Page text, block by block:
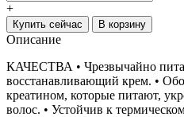
+
Купить сейчас В корзину
Описание
КАЧЕСТВА • Чрезвычайно
восстанавливающий крем. •
креатином, которые питают,
волос. • Устойчив к